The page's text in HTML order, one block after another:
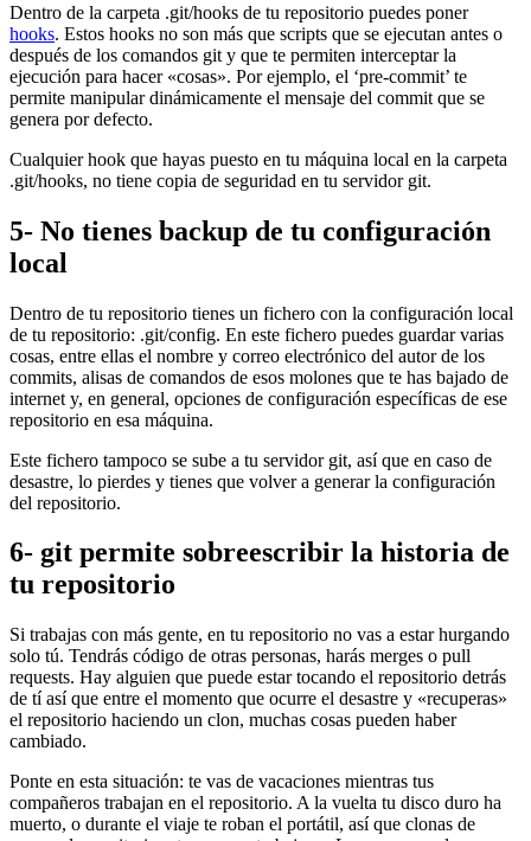
Dentro de la carpeta .git/hooks de tu repositorio puedes poner
hooks. Estos hooks no son más que scripts que se ejecutan antes o
después de los comandos git y que te permiten interceptar la
ejecución para hacer «cosas». Por ejemplo, el ‘pre-commit’ te
permite manipular dinámicamente el mensaje del commit que se
genera por defecto.
Cualquier hook que hayas puesto en tu máquina local en la carpeta
.git/hooks, no tiene copia de seguridad en tu servidor git.
5- No tienes backup de tu configuración
local
Dentro de tu repositorio tienes un fichero con la configuración local
de tu repositorio: .git/config. En este fichero puedes guardar varias
cosas, entre ellas el nombre y correo electrónico del autor de los
commits, alisas de comandos de esos molones que te has bajado de
internet y, en general, opciones de configuración específicas de ese
repositorio en esa máquina.
Este fichero tampoco se sube a tu servidor git, así que en caso de
desastre, lo pierdes y tienes que volver a generar la configuración
del repositorio.
6- git permite sobreescribir la historia de
tu repositorio
Si trabajas con más gente, en tu repositorio no vas a estar hurgando
solo tú. Tendrás código de otras personas, harás merges o pull
requests. Hay alguien que puede estar tocando el repositorio detrás
de tí así que entre el momento que ocurre el desastre y «recuperas»
el repositorio haciendo un clon, muchas cosas pueden haber
cambiado.
Ponte en esta situación: te vas de vacaciones mientras tus
compañeros trabajan en el repositorio. A la vuelta tu disco duro ha
muerto, o durante el viaje te roban el portátil, así que clonas de